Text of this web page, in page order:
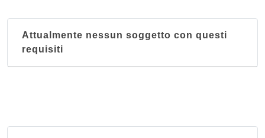
Attualmente nessun soggetto con questi
requisiti